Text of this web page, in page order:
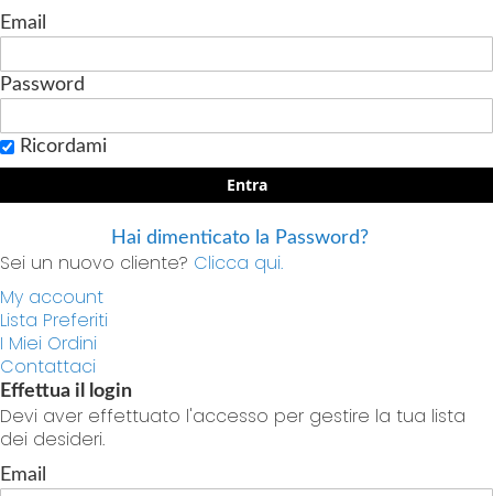
Email
Password
Ricordami
Entra
Hai dimenticato la Password?
Sei un nuovo cliente? Clicca qui.
My account
Lista Preferiti
I Miei Ordini
Contattaci
Effettua il login
Devi aver effettuato l'accesso per gestire la tua lista
dei desideri.
Email